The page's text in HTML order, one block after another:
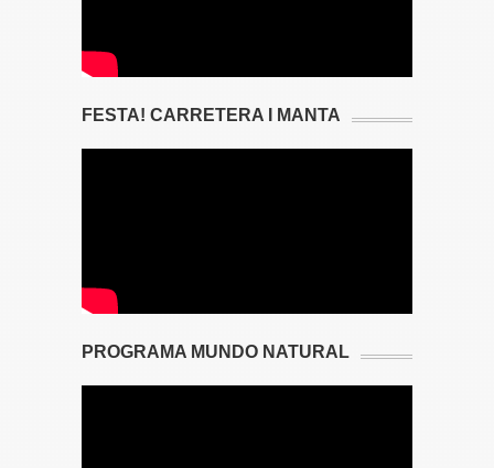
FESTA! CARRETERA I MANTA
PROGRAMA MUNDO NATURAL